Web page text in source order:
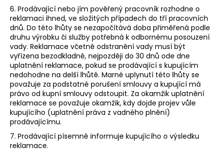
6. Prodávající nebo jím pověřený pracovník rozhodne o
reklamaci ihned, ve složitých případech do tří pracovních
dnů. Do této lhůty se nezapočítává doba přiměřená podle
druhu výrobku či služby potřebná k odbornému posouzení
vady. Reklamace včetně odstranění vady musí být
vyřízena bezodkladně, nejpozději do 30 dnů ode dne
uplatnění reklamace, pokud se prodávající s kupujícím
nedohodne na delší lhůtě. Marné uplynutí této lhůty se
považuje za podstatné porušení smlouvy a kupující má
právo od kupní smlouvy odstoupit. Za okamžik uplatnění
reklamace se považuje okamžik, kdy dojde projev vůle
kupujícího (uplatnění práva z vadného plnění)
prodávajícímu.
7. Prodávající písemně informuje kupujícího o výsledku
reklamace.